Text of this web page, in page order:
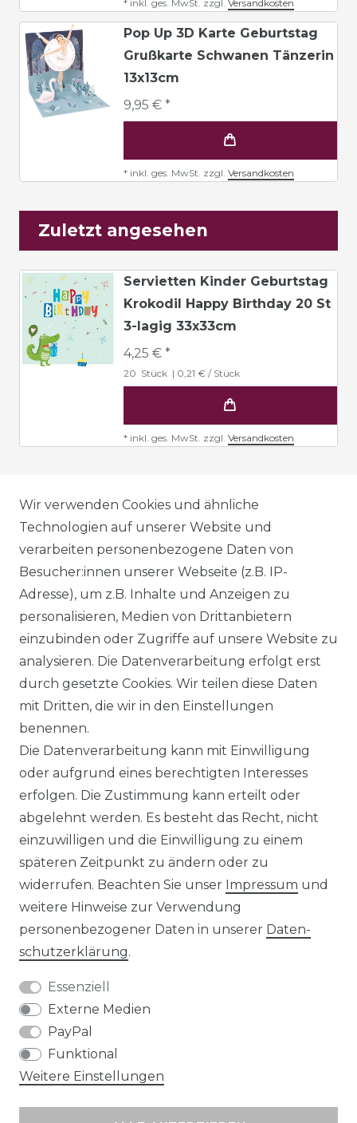
* inkl. ges. MwSt. zzgl. Versandkosten
Pop Up 3D Karte Geburtstag
Grußkarte Schwanen Tänzerin
13x13cm
9,95 € *
* inkl. ges. MwSt. zzgl. Versandkosten
Zuletzt angesehen
Servietten Kinder Geburtstag
Krokodil Happy Birthday 20 St
3-lagig 33x33cm
4,25 € *
20 Stück | 0,21 € / Stück
* inkl. ges. MwSt. zzgl. Versandkosten
AGB
DATENSCHUTZERKLÄRUNG
WIDERRUFSRECHT
IMPRESSUM
KONTAKT
Unsere Zahlungsmöglichkeiten
Wir versenden mit
Wir verwenden Cookies und ähnliche
Technologien auf unserer Website und
verarbeiten personenbezogene Daten von
Besucher:innen unserer Webseite (z.B. IP-
Adresse), um z.B. Inhalte und Anzeigen zu
personalisieren, Medien von Drittanbietern
einzubinden oder Zugriffe auf unsere Website zu
analysieren. Die Datenverarbeitung erfolgt erst
durch gesetzte Cookies. Wir teilen diese Daten
mit Dritten, die wir in den Einstellungen
benennen.
Die Datenverarbeitung kann mit Einwilligung
oder aufgrund eines berechtigten Interesses
erfolgen. Die Zustimmung kann erteilt oder
abgelehnt werden. Es besteht das Recht, nicht
einzuwilligen und die Einwilligung zu einem
späteren Zeitpunkt zu ändern oder zu
widerrufen. Beachten Sie unser Impressum und
weitere Hinweise zur Verwendung
personenbezogener Daten in unserer Daten­
schutz­erklärung.
Essenziell
Externe Medien
PayPal
Funktional
Weitere Einstellungen